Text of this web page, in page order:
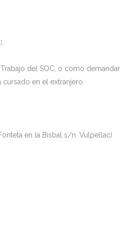
del SOC, o como
en el extranjero.
en la Bisbal s/n, Vulpellac)